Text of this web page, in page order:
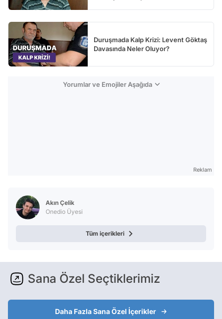
Duruşmada Kalp Krizi: Levent Göktaş
Davasında Neler Oluyor?
Yorumlar ve Emojiler Aşağıda
Reklam
Akın Çelik
Onedio Üyesi
Tüm içerikleri
Sana Özel Seçtiklerimiz
Daha Fazla Sana Özel İçerikler